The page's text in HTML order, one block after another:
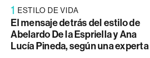
1 ESTILO DE VIDA
El mensaje detrás del estilo de
Abelardo De la Espriella y Ana
Lucía Pineda, según una experta